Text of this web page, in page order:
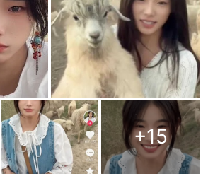
+15